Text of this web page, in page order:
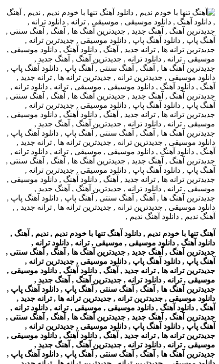
آهنگ تنها با خودم ندیم , دانلود آهنگ تنها با خودم ندیم , ندیم , آهنگ ,
دانلود آهنگ , دانلود موسیقی , موسیقی , ترانه , دانلود ترانه ,
جدیدترین آهنگ , آهنگ جدید , جدیدترین آهنگ ها , آهنگ , آهنگ سنتی ,
آهنگ پاپ , دانلود آهنگ پاپ , دانلود موسیقی , جدیدترین ترانه ,
جدیدترین ترانه ها , ترانه جدید , آهنگ , دانلود آهنگ , دانلود موسیقی ,
موسیقی , ترانه , دانلود ترانه , جدیدترین آهنگ , آهنگ جدید ,
جدیدترین آهنگ ها , آهنگ , آهنگ سنتی , آهنگ پاپ , دانلود آهنگ پاپ ,
دانلود موسیقی , جدیدترین ترانه , جدیدترین ترانه ها , ترانه جدید ,
آهنگ , دانلود آهنگ , دانلود موسیقی , موسیقی , ترانه , دانلود ترانه ,
جدیدترین آهنگ , آهنگ جدید , جدیدترین آهنگ ها , آهنگ , آهنگ سنتی ,
آهنگ پاپ , دانلود آهنگ پاپ , دانلود موسیقی , جدیدترین ترانه ,
جدیدترین ترانه ها , ترانه جدید , آهنگ , دانلود آهنگ , دانلود موسیقی ,
موسیقی , ترانه , دانلود ترانه , جدیدترین آهنگ , آهنگ جدید ,
جدیدترین آهنگ ها , آهنگ , آهنگ سنتی , آهنگ پاپ , دانلود آهنگ پاپ ,